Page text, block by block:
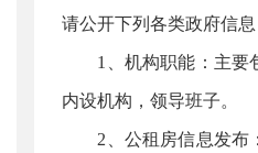
请公开下列各类政府信息
1、机构职能：主要包
内设机构，领导班子。
2、公租房信息发布